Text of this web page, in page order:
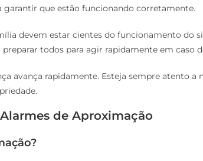
garantir que estão funcionando corretamente.
devem estar cientes do funcionamento do
todos para agir rapidamente em caso
avança rapidamente. Esteja sempre atento a
de Aproximação